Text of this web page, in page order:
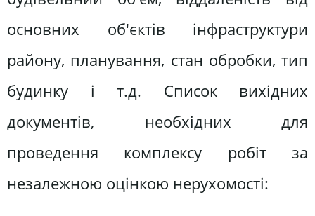
основних об'єктів інфраструктури
району, планування, стан обробки, тип
будинку і т.д. Список вихідних
документів, необхідних для
проведення комплексу робіт за
незалежною оцінкою нерухомості: